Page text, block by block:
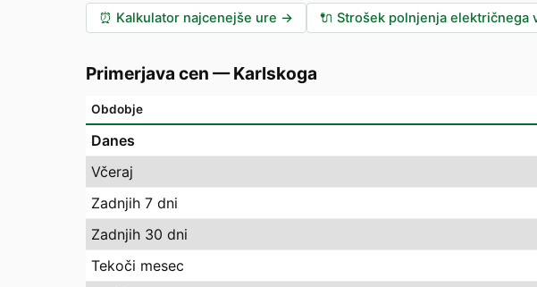
⏰ Kalkulator najcenejše ure → 🔌 Strošek polnjenja električnega
Primerjava cen —Karlskoga
Obdobje
Danes
Včeraj
Zadnjih 7 dni
Zadnjih 30 dni
Tekoči mesec